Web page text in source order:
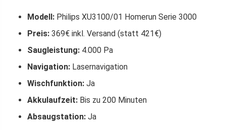
Modell: Philips XU3100/01 Homerun Serie 3000
Preis: 369€ inkl. Versand (statt 421€)
Saugleistung: 4.000 Pa
Navigation: Lasernavigation
Wischfunktion: Ja
Akkulaufzeit: Bis zu 200 Minuten
Absaugstation: Ja